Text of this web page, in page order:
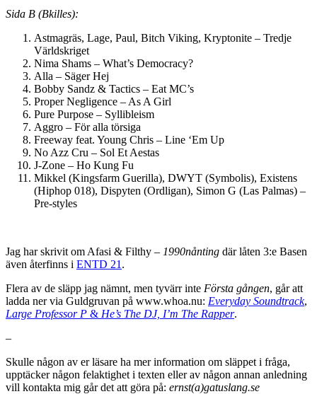
Sida B (Bkilles):
Astmagräs, Lage, Paul, Bitch Viking, Kryptonite – Tredje
Världskriget
Nima Shams – What’s Democracy?
Alla – Säger Hej
Bobby Sandz & Tactics – Eat MC’s
Proper Negligence – As A Girl
Pure Purpose – Syllibleism
Aggro – För alla törsiga
Freeway feat. Young Chris – Line ‘Em Up
No Azz Cru – Sol Et Aestas
J-Zone – Ho Kung Fu
Mikkel (Kingsfarm Guerilla), DWYT (Symbolis), Existens
(Hiphop 018), Dispyten (Ordligan), Simon G (Las Palmas) –
Pre-styles
Jag har skrivit om Afasi & Filthy – 1990nånting där låten 3:e Basen
även återfinns i ENTD 21 .
Flera av de släpp jag nämnt, men tyvärr inte Första gången, går att
ladda ner via Guldgruvan på www.whoa.nu: Everyday Soundtrack,
Large Professor P & He’s The DJ, I’m The Rapper.
–
Skulle någon av er läsare ha mer information om släppet i fråga,
upptäcker någon felaktighet i texten eller av någon annan anledning
vill kontakta mig går det att göra på: ernst(a)gatuslang.se